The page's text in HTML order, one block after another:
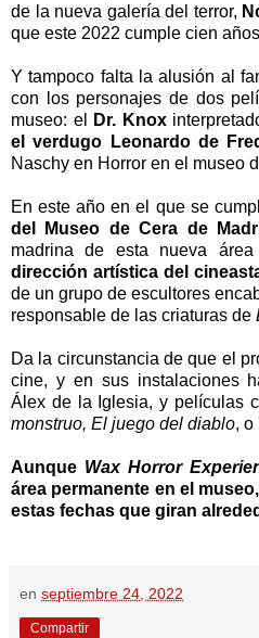
de la nueva galería del terror,
que este 2022 cumple cien
Y tampoco falta la alusión al
con los personajes de dos
museo: el
Dr. Knox
el verdugo Leonardo de
Naschy en Horror en el museo
En este año en el que se
del Museo de Cera de
madrina de esta nueva
dirección artística del
de un grupo de escultores
responsable de las criaturas de
Da la circunstancia de que el
cine, y en sus instalaciones
Álex de la Iglesia, y películas
monstruo, El juego del diablo, o
Aunque Wax Horror
área permanente en el
estas fechas que giran
en septiembre 24, 2022
Compartir